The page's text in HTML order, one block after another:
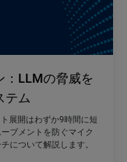
：LLMの脅威を
テム
展開はわずか9時間に短
ブメントを防ぐマイク
について解説します。